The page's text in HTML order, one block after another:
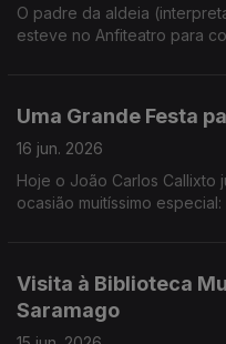
O padre da aldeia
esteve no Anfiteatro para
Uma Grande Festa
16 jun. 2026
Hoje o João Carlos Callixto
ocasião muitíssimo
Visita à Biblioteca
Saramago